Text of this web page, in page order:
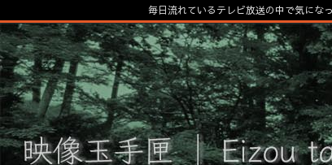
毎日流れているテレビ放送の中で気にな